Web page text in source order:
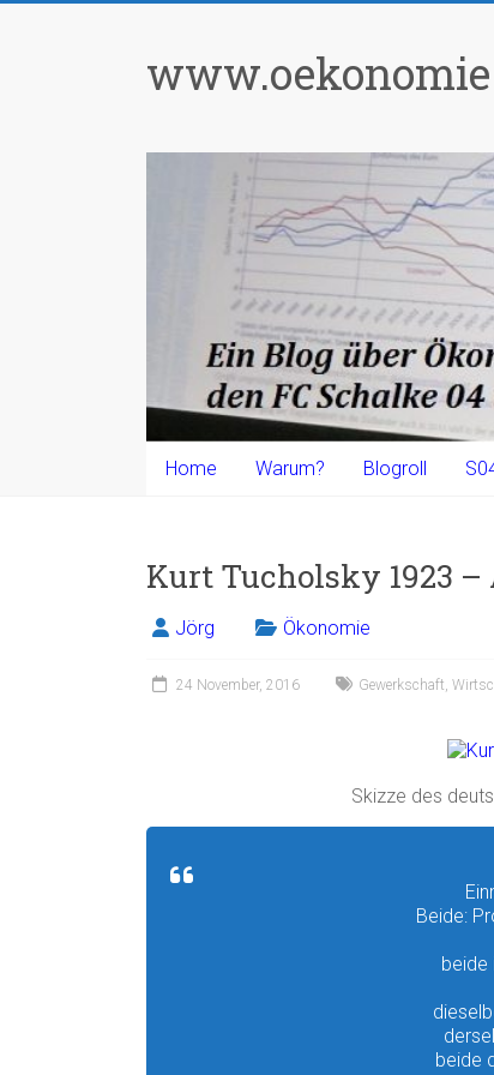
Home Warum? Blogroll
Kurt Tucholsky 1923 –
Jörg Ökonomie
24 November, 2016 Gewerkschaft
Skizze des
Beide:
beide
beide